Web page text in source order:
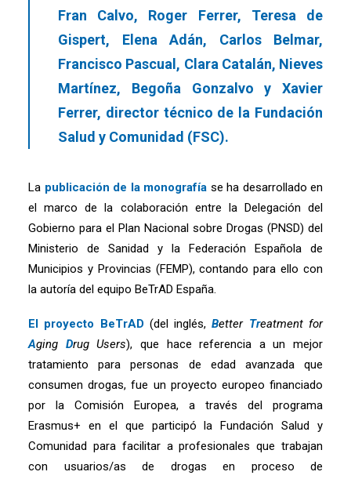
Fran Calvo, Roger Ferrer, Teresa de
Gispert, Elena Adán, Carlos Belmar,
Francisco Pascual, Clara Catalán, Nieves
Martínez, Begoña Gonzalvo y Xavier
Ferrer, director técnico de la Fundación
Salud y Comunidad (FSC).
La publicación de la monografía se ha desarrollado en
el marco de la colaboración entre la Delegación del
Gobierno para el Plan Nacional sobre Drogas (PNSD) del
Ministerio de Sanidad y la Federación Española de
Municipios y Provincias (FEMP), contando para ello con
la autoría del equipo BeTrAD España.
El proyecto BeTrAD(del inglés,Better Treatment for
Aging Drug Users), que hace referencia a un mejor
tratamiento para personas de edad avanzada que
consumen drogas, fue un proyecto europeo financiado
por la Comisión Europea, a través del programa
Erasmus+ en el que participó la Fundación Salud y
Comunidad para facilitar a profesionales que trabajan
con usuarios/as de drogas en proceso de